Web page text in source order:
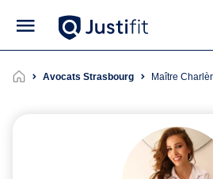
Avocats Strasbourg Maître